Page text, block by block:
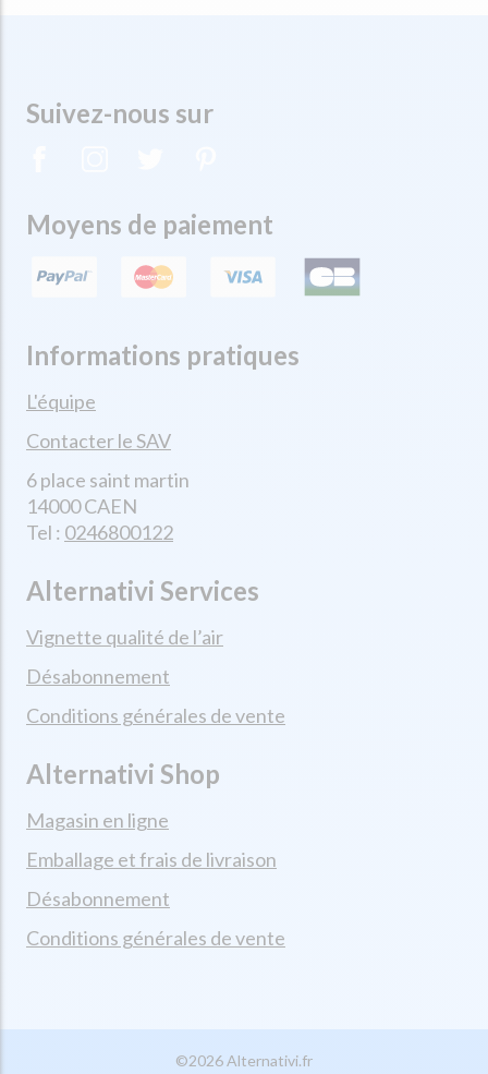
Suivez-nous sur
Moyens de paiement
Informations pratiques
L'équipe
Contacter le SAV
6 place saint martin
14000 CAEN
Tel : 0246800122
Alternativi Services
Vignette qualité de l’air
Désabonnement
Conditions générales de vente
Alternativi Shop
Magasin en ligne
Emballage et frais de livraison
Désabonnement
Conditions générales de vente
©2026 Alternativi.fr